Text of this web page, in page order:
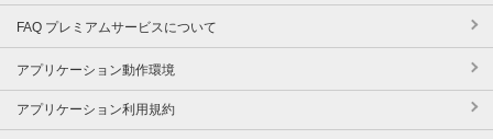
FAQ プレミアムサービスについて
アプリケーション動作環境
アプリケーション利用規約